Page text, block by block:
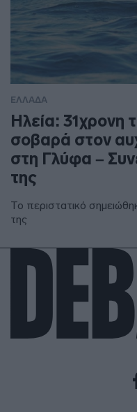
ΕΛΛΑΔΑ
Ηλεία: 31χρονη
σοβαρά στον
στη Γλύφα –
της
Το περιστατικό
της